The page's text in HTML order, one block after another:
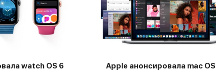
watch OS 6
Apple анонсировала mac OS